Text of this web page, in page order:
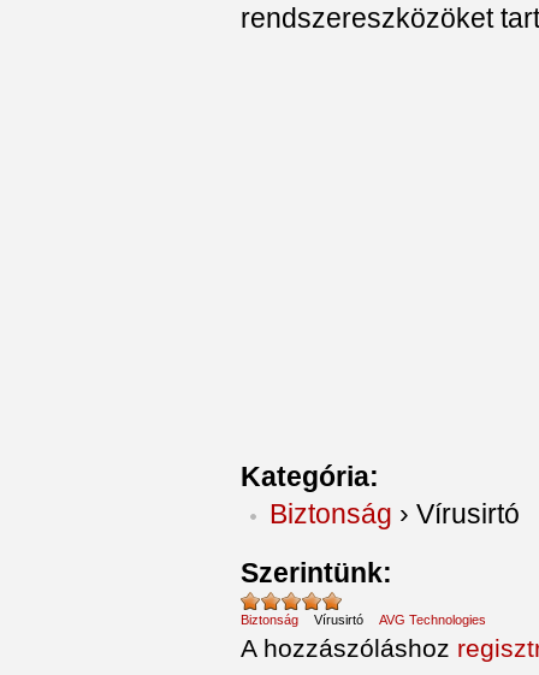
rendszereszközöket
Kategória:
Biztonság › Vírusirtó
Szerintünk:
Biztonság Vírusirtó AVG Technologies
A hozzászóláshoz